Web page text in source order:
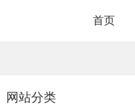
首页
网站分类